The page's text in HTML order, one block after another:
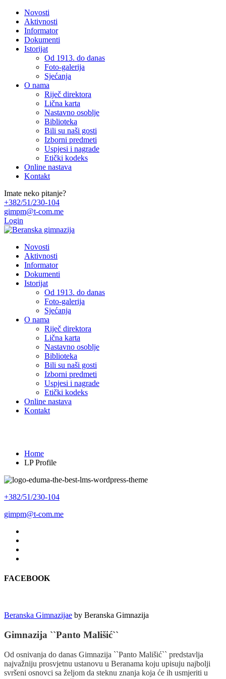
Novosti
Aktivnosti
Informator
Dokumenti
Istorijat
Od 1913. do danas
Foto-galerija
Sjećanja
O nama
Riječ direktora
Lična karta
Nastavno osoblje
Biblioteka
Bili su naši gosti
Izborni predmeti
Uspjesi i nagrade
Etički kodeks
Online nastava
Kontakt
Imate neko pitanje?
+382/51/230-104
gimpm@t-com.me
Login
Novosti
Aktivnosti
Informator
Dokumenti
Istorijat
Od 1913. do danas
Foto-galerija
Sjećanja
O nama
Riječ direktora
Lična karta
Nastavno osoblje
Biblioteka
Bili su naši gosti
Izborni predmeti
Uspjesi i nagrade
Etički kodeks
Online nastava
Kontakt
Home
LP Profile
+382/51/230-104
gimpm@t-com.me
FACEBOOK
Beranska Gimnazijae by Beranska Gimnazija
Gimnazija ``Panto Mališić``
Od osnivanja do danas Gimnazija ``Panto Mališić`` predstavlja
najvažniju prosvjetnu ustanovu u Beranama koju upisuju najbolji
svršeni osnovci sa željom da steknu znanja koja će ih usmjeriti u